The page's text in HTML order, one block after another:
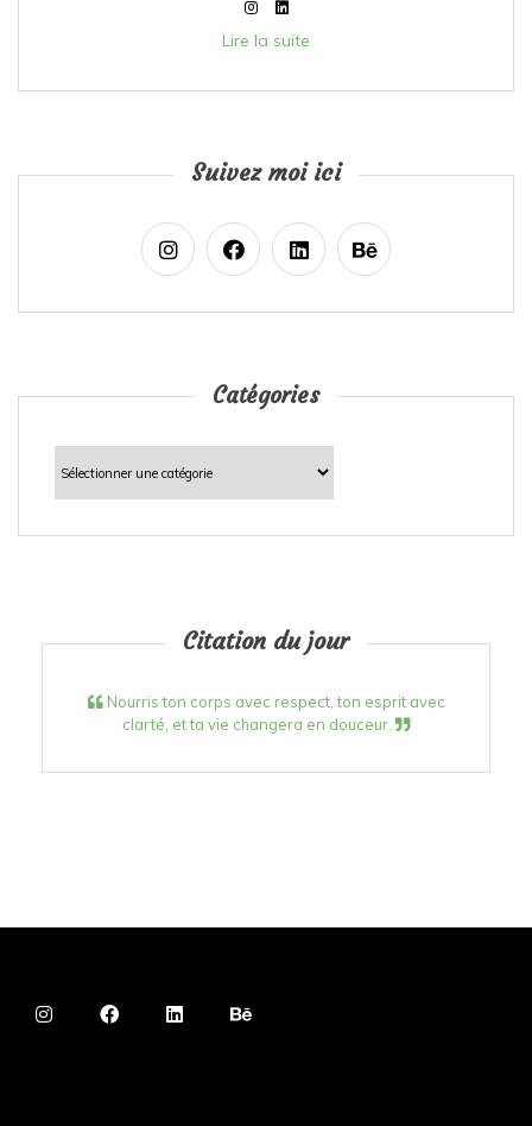
Lire la suite
Suivez moi ici
Catégories
Catégories
Citation du jour
Nourris ton corps avec respect, ton esprit avec
clarté, et ta vie changera en douceur.